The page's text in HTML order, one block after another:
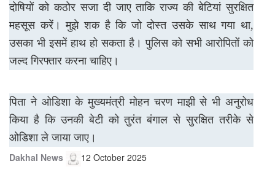
दोषियों को कठोर सजा दी जाए ताकि राज्य की बेटियां सुरक्षित
महसूस करें। मुझे शक है कि जो दोस्त उसके साथ गया था,
उसका भी इसमें हाथ हो सकता है। पुलिस को सभी आरोपितों को
जल्द गिरफ्तार करना चाहिए।
पिता ने ओडिशा के मुख्यमंत्री मोहन चरण माझी से भी अनुरोध
किया है कि उनकी बेटी को तुरंत बंगाल से सुरक्षित तरीके से
ओडिशा ले जाया जाए।
Dakhal News
12 October 2025